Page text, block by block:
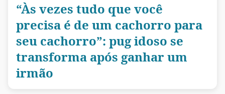
“Às vezes tudo que você
precisa é de um cachorro para
seu cachorro”: pug idoso se
transforma após ganhar um
irmão